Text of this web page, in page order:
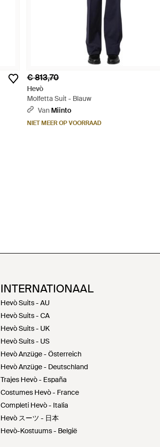
€ 813,70
Hevò
Molfetta Suit - Blauw
Van Miinto
NIET MEER OP VOORRAAD
INTERNATIONAAL
Hevò Suits - AU
Hevò Suits - CA
Hevò Suits - UK
Hevò Suits - US
Hevò Anzüge - Österreich
Hevò Anzüge - Deutschland
Trajes Hevò - España
Costumes Hevò - France
Completi Hevò - Italia
Hevò スーツ - 日本
Hevò-Kostuums - België